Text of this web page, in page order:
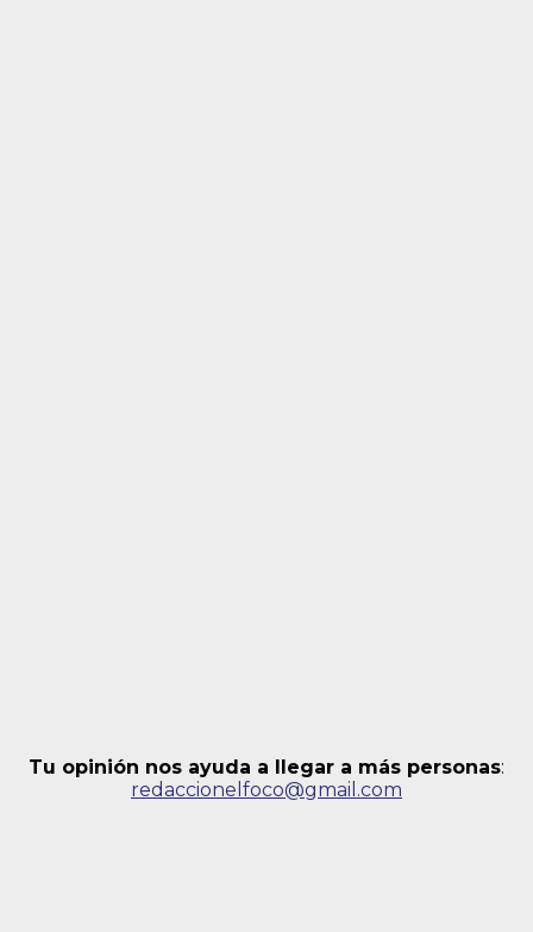
Tu opinión nos ayuda a llegar a más personas:
redaccionelfoco@gmail.com